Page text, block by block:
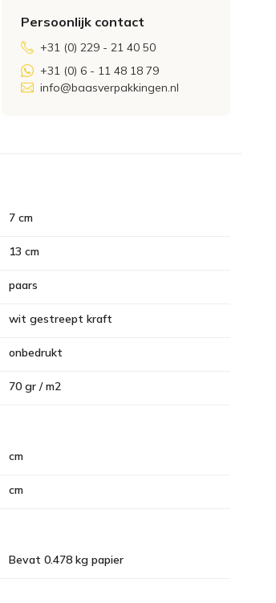
Persoonlijk contact
+31 (0) 229 - 21 40 50
+31 (0) 6 - 11 48 18 79
info@baasverpakkingen.nl
7 cm
13 cm
paars
wit gestreept kraft
onbedrukt
70 gr / m2
cm
cm
Bevat 0.478 kg papier